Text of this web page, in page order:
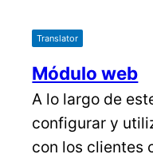
Translator
Módulo web
A lo largo de
configurar y
con los clientes